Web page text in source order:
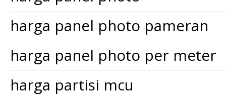
harga panel photo pameran
harga panel photo per meter
harga partisi mcu